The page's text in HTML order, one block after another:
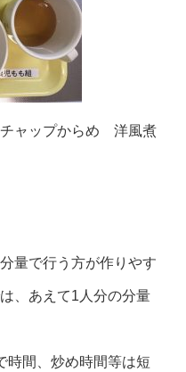
ャップからめ 洋風煮
量で行う方が作りやす
、あえて1人分の分量
間、炒め時間等は短